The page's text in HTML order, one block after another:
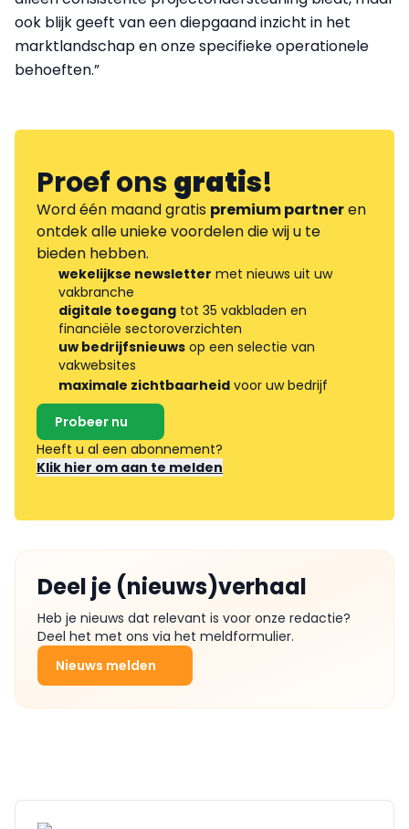
ook blijk geeft van een diepgaand inzicht in het
marktlandschap en onze specifieke operationele
behoeften.”
Proef onsgratis!
Word één maand gratis premium partneren
ontdek alle unieke voordelen die wij u te
bieden hebben.
wekelijkse newsletter met nieuws uit uw
vakbranche
digitale toegang tot 35 vakbladen en
financiële sectoroverzichten
uw bedrijfsnieuws op een selectie van
vakwebsites
maximale zichtbaarheid voor uw bedrijf
Probeer nu
Heeft u al een abonnement?
Klik hier om aan te melden
Deel je (nieuws)verhaal
Heb je nieuws dat relevant is voor onze redactie?
Deel het met ons via het meldformulier.
Nieuws melden